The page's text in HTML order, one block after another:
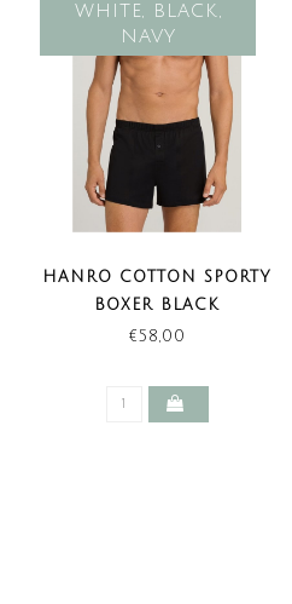
WHITE, BLACK,
NAVY
HANRO COTTON SPORTY
BOXER BLACK
€58,00